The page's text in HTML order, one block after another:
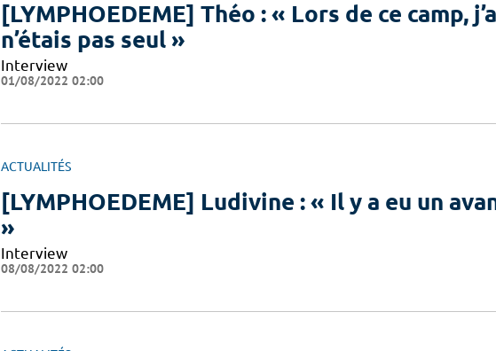
[LYMPHOEDEME] Théo : « Lors de ce camp,
n’étais pas seul »
Interview
01/08/2022 02:00
ACTUALITÉS
[LYMPHOEDEME] Ludivine : « Il y a eu un
»
Interview
08/08/2022 02:00